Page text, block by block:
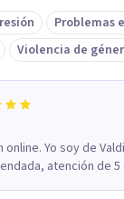
Problemas
Violencia de
Yo soy de
atención de 5